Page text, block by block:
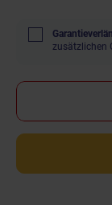
zusätzlichen